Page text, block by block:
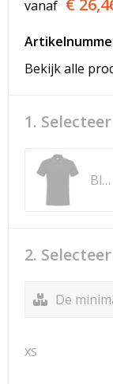
T-Shirts
Werkkleding
vanaf €
Bekijk alle
1.
Black
2.
De
XS